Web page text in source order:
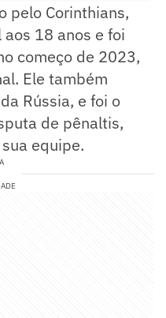
pelo Corinthians,
18 anos e foi
começo de 2023,
Ele também
Rússia, e foi o
de pênaltis,
equipe.